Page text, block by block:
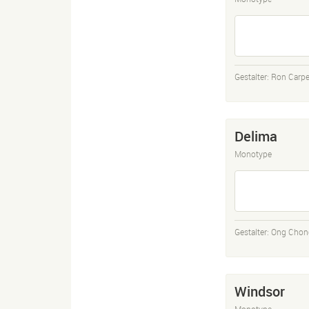
Gestalter: Ron
Delima
Monotype
Gestalter: Ong
Windsor